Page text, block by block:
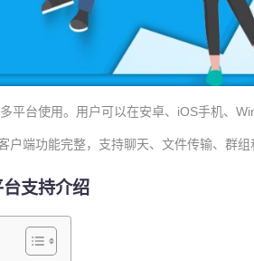
平台使用。用户可以在安卓、iOS手机、
户端功能完整，支持聊天、文件传输、群
支持介绍